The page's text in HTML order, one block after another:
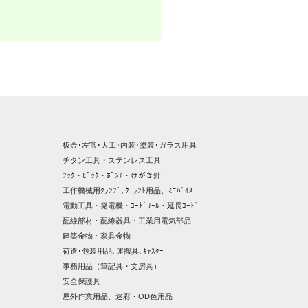
板金･左官･大工･内装･塗装･ガラス用具
チタン工具・ステンレス工具
ﾌｯｸ・ﾋﾟｯｸ・ﾎﾟﾝﾁ・けがき針
工作機械用ｸﾗﾝﾌﾟ､ｸｰﾗﾝﾄ用品、ﾐﾆﾊﾞｲｽ
電動工具・発電機・ｺｰﾄﾞﾘｰﾙ・延長ｺｰﾄﾞ
配線部材・配線器具・工業用電気部品
建築金物・家具金物
荷造･包装用品､運搬具､ｷｬｽﾀｰ
事務用品（筆記具・文房具）
安全保護具
屋外作業用品、迷彩・OD色用品